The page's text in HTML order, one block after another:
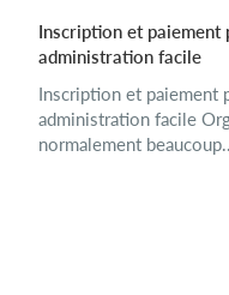
Inscription et paiement
administration facile
Inscription et paiement
administration facile
normalement